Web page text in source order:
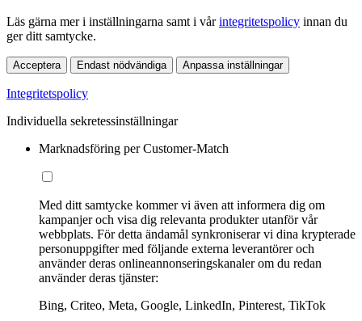
Läs gärna mer i inställningarna samt i vårintegritetspolicy innan du
ger ditt samtycke.
Acceptera Endast nödvändiga Anpassa inställningar
Integritetspolicy
Individuella sekretessinställningar
Marknadsföring per Customer-Match
Med ditt samtycke kommer vi även att informera dig om
kampanjer och visa dig relevanta produkter utanför vår
webbplats. För detta ändamål synkroniserar vi dina krypterade
personuppgifter med följande externa leverantörer och
använder deras onlineannonseringskanaler om du redan
använder deras tjänster:
Bing, Criteo, Meta, Google, LinkedIn, Pinterest, TikTok